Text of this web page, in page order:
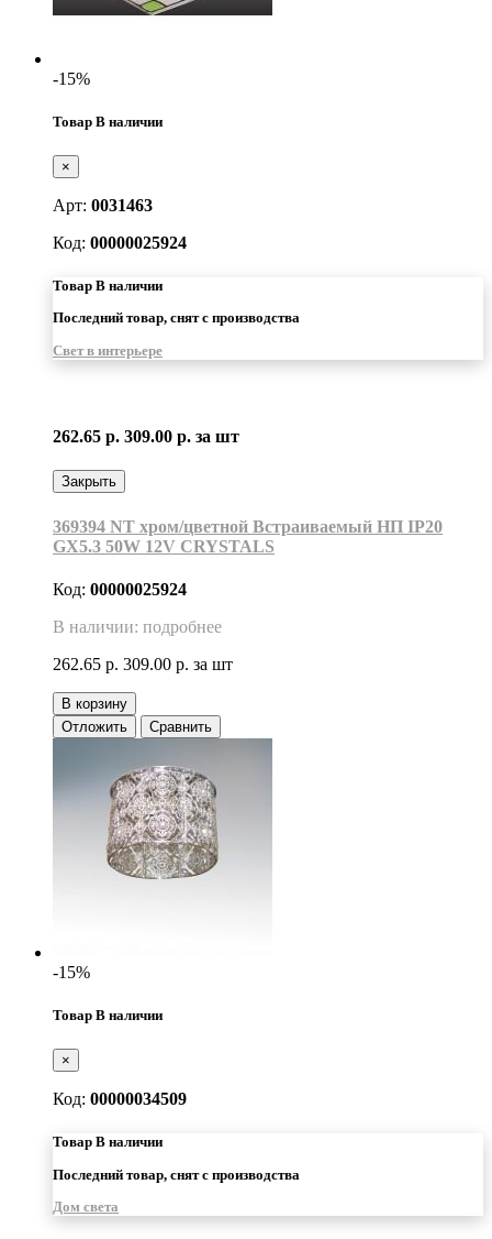
-15%
Товар В наличии
×
Арт: 0031463
Код: 00000025924
Товар В наличии
Последний товар, снят с производства
Свет в интерьере
262.65 р. 309.00 р. за шт
Закрыть
369394 NT хром/цветной Встраиваемый НП IP20
GX5.3 50W 12V CRYSTALS
Код: 00000025924
В наличии: подробнее
262.65 р. 309.00 р. за шт
В корзину
Отложить
Сравнить
-15%
Товар В наличии
×
Код: 00000034509
Товар В наличии
Последний товар, снят с производства
Дом света